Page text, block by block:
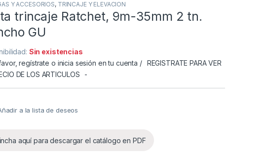
Y ACCESORIOS, TRINCAJE Y ELEVACION
trincaje Ratchet, 9m-35mm 2 tn.
GU
Sin existencias
regístrate o inicia sesión en tu cuenta /
REGISTRATE PARA VER
DE LOS ARTICULOS
-
a la lista de deseos
aquí para descargar el catálogo en PDF